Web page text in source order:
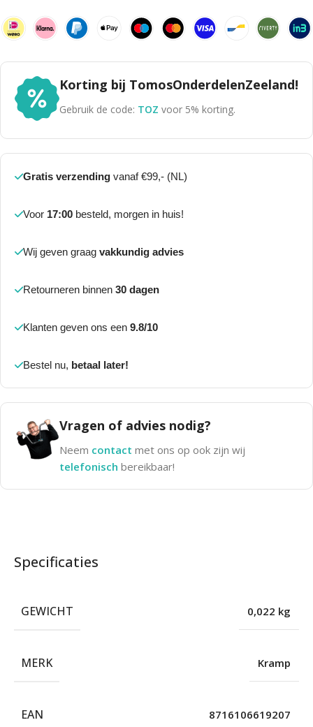
Korting bij TomosOnderdelenZeeland!
Gebruik de code: TOZ voor 5% korting.
Gratis verzending vanaf €99,- (NL)
Voor 17:00 besteld, morgen in huis!
Wij geven graag vakkundig advies
Retourneren binnen 30 dagen
Klanten geven ons een 9.8/10
Bestel nu, betaal later!
Vragen of advies nodig?
Neem contact met ons op ook zijn wij
telefonisch bereikbaar!
Specificaties
GEWICHT 0,022 kg
MERK Kramp
EAN 8716106619207